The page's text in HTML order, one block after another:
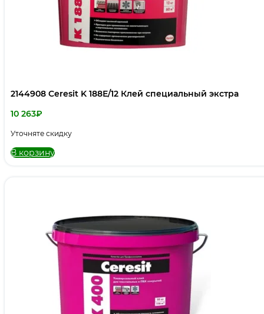
2144908 Ceresit K 188Е/12 Клей специальный экстра
10 263₽
Уточняте скидку
В корзину